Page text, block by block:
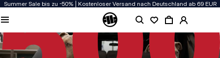
Summer Sale bis zu -50% | Kostenloser Versand nach Deutschland ab 69 EUR
QUALITÄT HAT BEI UNS PRIORITÄT
Unsere Kleidung wird mit Leidenschaft produziert. Bei Haltbarkeit, Langlebigkeit
der Materialien und Details machen wir keine Kompromisse.